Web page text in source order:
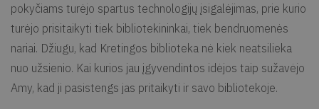
pokyčiams turėjo spartus technologijų įsigalėjimas, prie kurio
turėjo prisitaikyti tiek bibliotekininkai, tiek bendruomenės
nariai. Džiugu, kad Kretingos biblioteka nė kiek neatsilieka
nuo užsienio. Kai kurios jau įgyvendintos idėjos taip sužavėjo
Amy, kad ji pasistengs jas pritaikyti ir savo bibliotekoje.